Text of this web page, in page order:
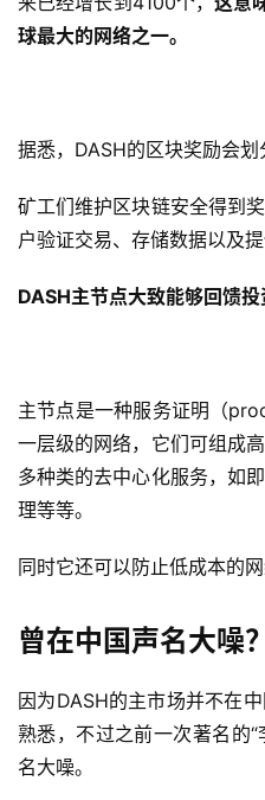
球最大的网络之一。
据悉，DASH的区块奖励会划
矿工们维护区块链安全得到
户验证交易、存储数据以及
DASH主节点大致能够回馈投
主节点是一种服务证明（
一层级的网络，它们可组成
多种类的去中心化服务，如
理等等。
同时它还可以防止低成本的网
曾在中国声名大噪？
因为DASH的主市场并不在
熟悉，不过之前一次著名的
名大噪。